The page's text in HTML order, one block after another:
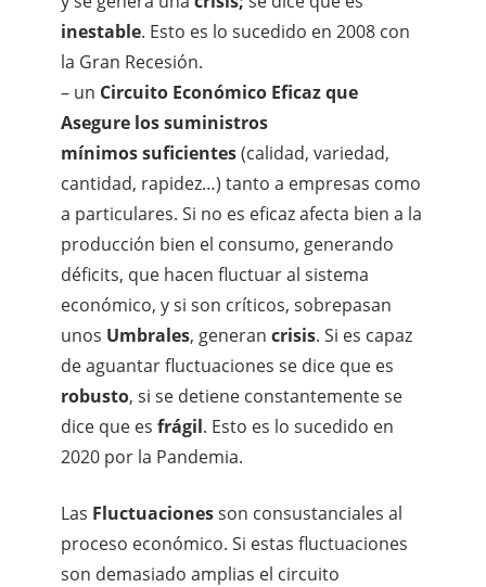
inestable. Esto es lo sucedido en 2008 con
la Gran Recesión.
– un Circuito Económico Eficaz que
Asegure los suministros
mínimossuficientes(calidad, variedad,
cantidad, rapidez…) tanto a empresas como
a particulares. Si no es eficaz afecta bien a la
producción bien el consumo, generando
déficits, que hacen fluctuar al sistema
económico, y si son críticos, sobrepasan
unos Umbrales, generan crisis. Si es capaz
de aguantar fluctuaciones se dice que es
robusto, si se detiene constantemente se
dice que es frágil. Esto es lo sucedido en
2020 por la Pandemia.
Las Fluctuacionesson consustanciales al
proceso económico. Si estas fluctuaciones
son demasiado amplias el circuito